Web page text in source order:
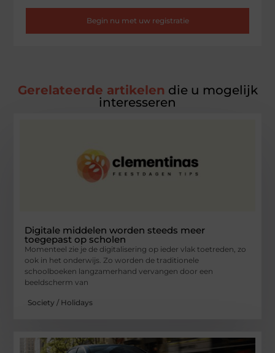
Begin nu met uw registratie
Gerelateerde artikelen die u mogelijk
interesseren
Digitale middelen worden steeds meer
toegepast op scholen
Momenteel zie je de digitalisering op ieder vlak toetreden, zo
ook in het onderwijs. Zo worden de traditionele
schoolboeken langzamerhand vervangen door een
beeldscherm van
Society / Holidays